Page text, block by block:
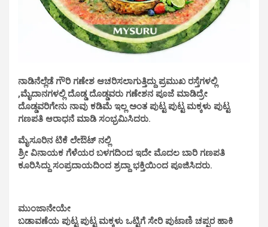
ನಾಡಿನೆಲ್ಲೆಡೆ ಗೌರಿ ಗಣೇಶ ಆಚರಿಸಲಾಗುತ್ತಿದ್ದು ಪ್ರಮುಖ ರಸ್ತೆಗಳಲ್ಲಿ
,ಮೈದಾನಗಳಲ್ಲಿ ದೊಡ್ಡ ದೊಡ್ಡವರು ಗಣೇಶನ ಪೂಜೆ ಮಾಡಿದ್ರೇ
ದೊಡ್ಡವರಿಗೇನು ನಾವು ಕಡಿಮೆ‌‌ ಇಲ್ಲ ಅಂತ ಪುಟ್ಟ ಪುಟ್ಟ ಮಕ್ಕಳು ಪುಟ್ಟ
ಗಣಪತಿ ಆರಾಧನೆ ಮಾಡಿ ಸಂಭ್ರಮಿಸಿದರು.
ಮೈಸೂರಿನ ಟಿಕೆ ಲೇಔಟ್ ನಲ್ಲಿ
ಶ್ರೀ ವಿನಾಯಕ ಗೆಳೆಯರ ಬಳಗದಿಂದ ಇದೇ ಮೊದಲ ಬಾರಿ ಗಣಪತಿ
ಕೂರಿಸಿದ್ದು ಸಂಪ್ರದಾಯದಿಂದ ಶ್ರದ್ದಾ ಭಕ್ತಿಯಿಂದ ಪೂಜಿಸಿದರು.
ಮುಂಜಾನೇಯೇ
ಬಡಾವಣೆಯ ಪುಟ್ಟ ಪುಟ್ಟ ಮಕ್ಕಳು ಒಟ್ಟಿಗೆ ಸೇರಿ ಪುಟಾಣಿ ಚಪ್ಪರ ಹಾಕಿ